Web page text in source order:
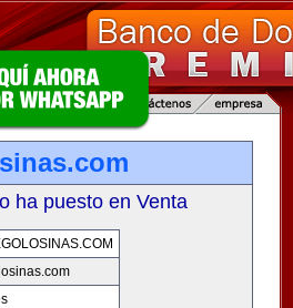
ha puesto en Venta